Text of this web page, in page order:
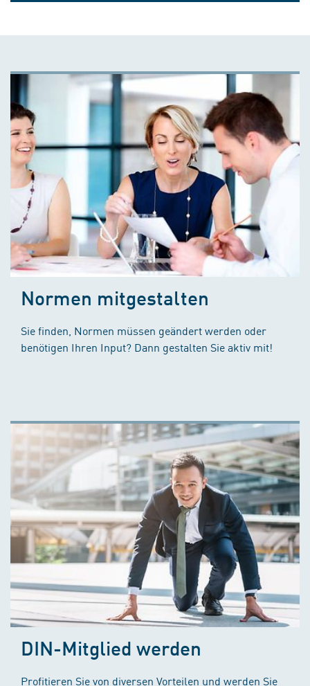
Normen mitgestalten
Sie finden, Normen müssen geändert werden oder
benötigen Ihren Input? Dann gestalten Sie aktiv mit!
DIN-Mitglied werden
Profitieren Sie von diversen Vorteilen und werden Sie